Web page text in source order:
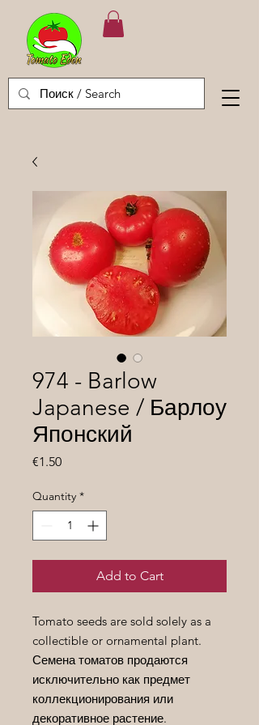
974 - Barlow
Japanese / Барлоу
Японский
€1.50Price
Quantity *
Add to Cart
Tomato seeds are sold solely as a
collectible or ornamental plant.
Семена томатов продаются
исключительно как предмет
коллекционирования или
декоративное растение.